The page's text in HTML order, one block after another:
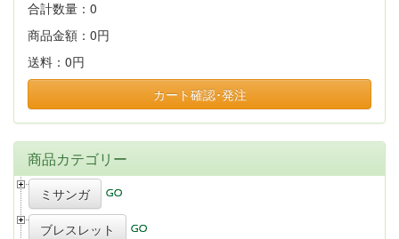
合計数量： 0
商品金額： 0円
送料： 0円
カート確認･発注
商品カテゴリー
ミサンガ
ブレスレット